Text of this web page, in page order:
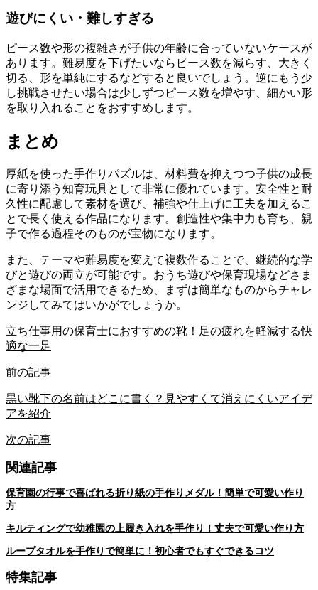
遊びにくい・難しすぎる
ピース数や形の複雑さが子供の年齢に合っていないケースが
あります。難易度を下げたいならピース数を減らす、大きく
切る、形を単純にするなどすると良いでしょう。逆にもう少
し挑戦させたい場合は少しずつピース数を増やす、細かい形
を取り入れることをおすすめします。
まとめ
厚紙を使った手作りパズルは、材料費を抑えつつ子供の成長
に寄り添う知育玩具として非常に優れています。安全性と耐
久性に配慮して素材を選び、補強や仕上げに工夫を加えるこ
とで長く使える作品になります。創造性や集中力も育ち、親
子で作る過程そのものが宝物になります。
また、テーマや難易度を変えて複数作ることで、継続的な学
びと遊びの両立が可能です。おうち遊びや保育現場などさま
ざまな場面で活用できるため、まずは簡単なものからチャレ
ンジしてみてはいかがでしょうか。
立ち仕事用の保育士におすすめの靴！足の疲れを軽減する快
適な一足
前の記事
黒い靴下の名前はどこに書く？見やすくて消えにくいアイデ
アを紹介
次の記事
関連記事
保育園の行事で喜ばれる折り紙の手作りメダル！簡単で可愛い作り
方
キルティングで幼稚園の上履き入れを手作り！丈夫で可愛い作り方
ループタオルを手作りで簡単に！初心者でもすぐできるコツ
特集記事